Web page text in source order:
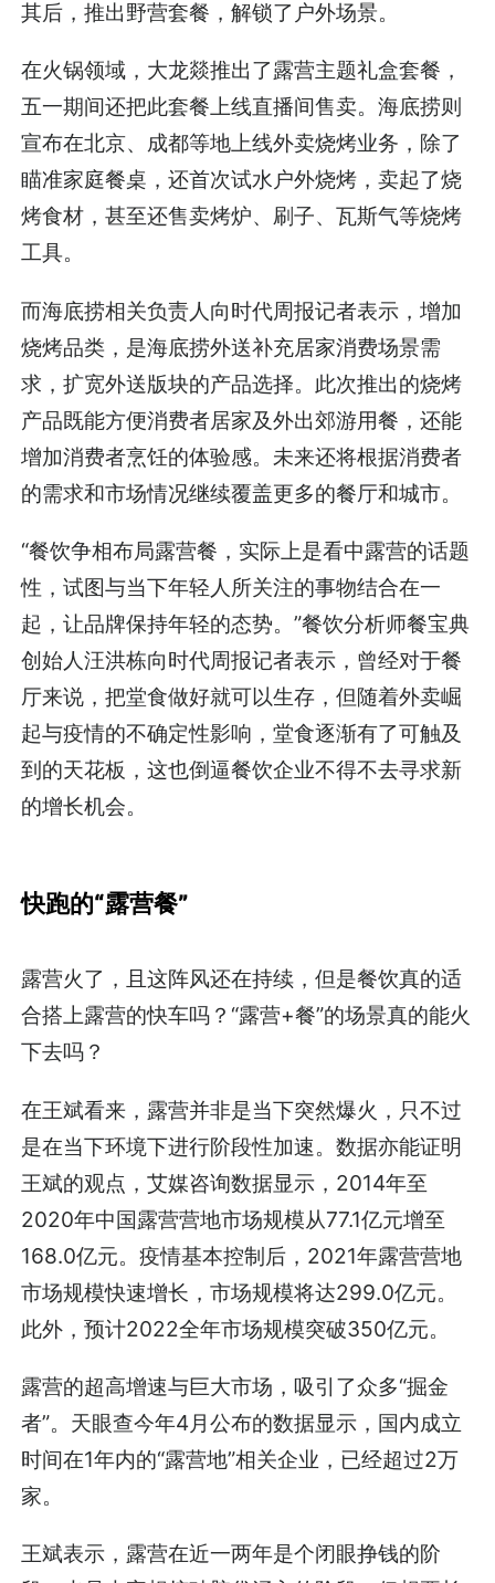
其后，推出野营套餐，解锁了户外场景。
在火锅领域，大龙燚推出了露营主题礼盒套餐，
五一期间还把此套餐上线直播间售卖。海底捞则
宣布在北京、成都等地上线外卖烧烤业务，除了
瞄准家庭餐桌，还首次试水户外烧烤，卖起了烧
烤食材，甚至还售卖烤炉、刷子、瓦斯气等烧烤
工具。
而海底捞相关负责人向时代周报记者表示，增加
烧烤品类，是海底捞外送补充居家消费场景需
求，扩宽外送版块的产品选择。此次推出的烧烤
产品既能方便消费者居家及外出郊游用餐，还能
增加消费者烹饪的体验感。未来还将根据消费者
的需求和市场情况继续覆盖更多的餐厅和城市。
“餐饮争相布局露营餐，实际上是看中露营的话题
性，试图与当下年轻人所关注的事物结合在一
起，让品牌保持年轻的态势。”餐饮分析师餐宝典
创始人汪洪栋向时代周报记者表示，曾经对于餐
厅来说，把堂食做好就可以生存，但随着外卖崛
起与疫情的不确定性影响，堂食逐渐有了可触及
到的天花板，这也倒逼餐饮企业不得不去寻求新
的增长机会。
快跑的“露营餐”
露营火了，且这阵风还在持续，但是餐饮真的适
合搭上露营的快车吗？“露营+餐”的场景真的能火
下去吗？
在王斌看来，露营并非是当下突然爆火，只不过
是在当下环境下进行阶段性加速。数据亦能证明
王斌的观点，艾媒咨询数据显示，2014年至
2020年中国露营营地市场规模从77.1亿元增至
168.0亿元。疫情基本控制后，2021年露营营地
市场规模快速增长，市场规模将达299.0亿元。
此外，预计2022全年市场规模突破350亿元。
露营的超高增速与巨大市场，吸引了众多“掘金
者”。天眼查今年4月公布的数据显示，国内成立
时间在1年内的“露营地”相关企业，已经超过2万
家。
王斌表示，露营在近一两年是个闭眼挣钱的阶